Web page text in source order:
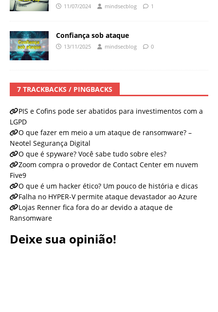
11/07/2024 mindsecblog 1
Confiança sob ataque
13/11/2025 mindsecblog 0
7 TRACKBACKS / PINGBACKS
PIS e Cofins pode ser abatidos para investimentos com a
LGPD
O que fazer em meio a um ataque de ransomware? –
Neotel Segurança Digital
O que é spyware? Você sabe tudo sobre eles?
Zoom compra o provedor de Contact Center em nuvem
Five9
O que é um hacker ético? Um pouco de história e dicas
Falha no HYPER-V permite ataque devastador ao Azure
Lojas Renner fica fora do ar devido a ataque de
Ransomware
Deixe sua opinião!